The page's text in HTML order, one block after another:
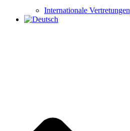
Internationale Vertretungen